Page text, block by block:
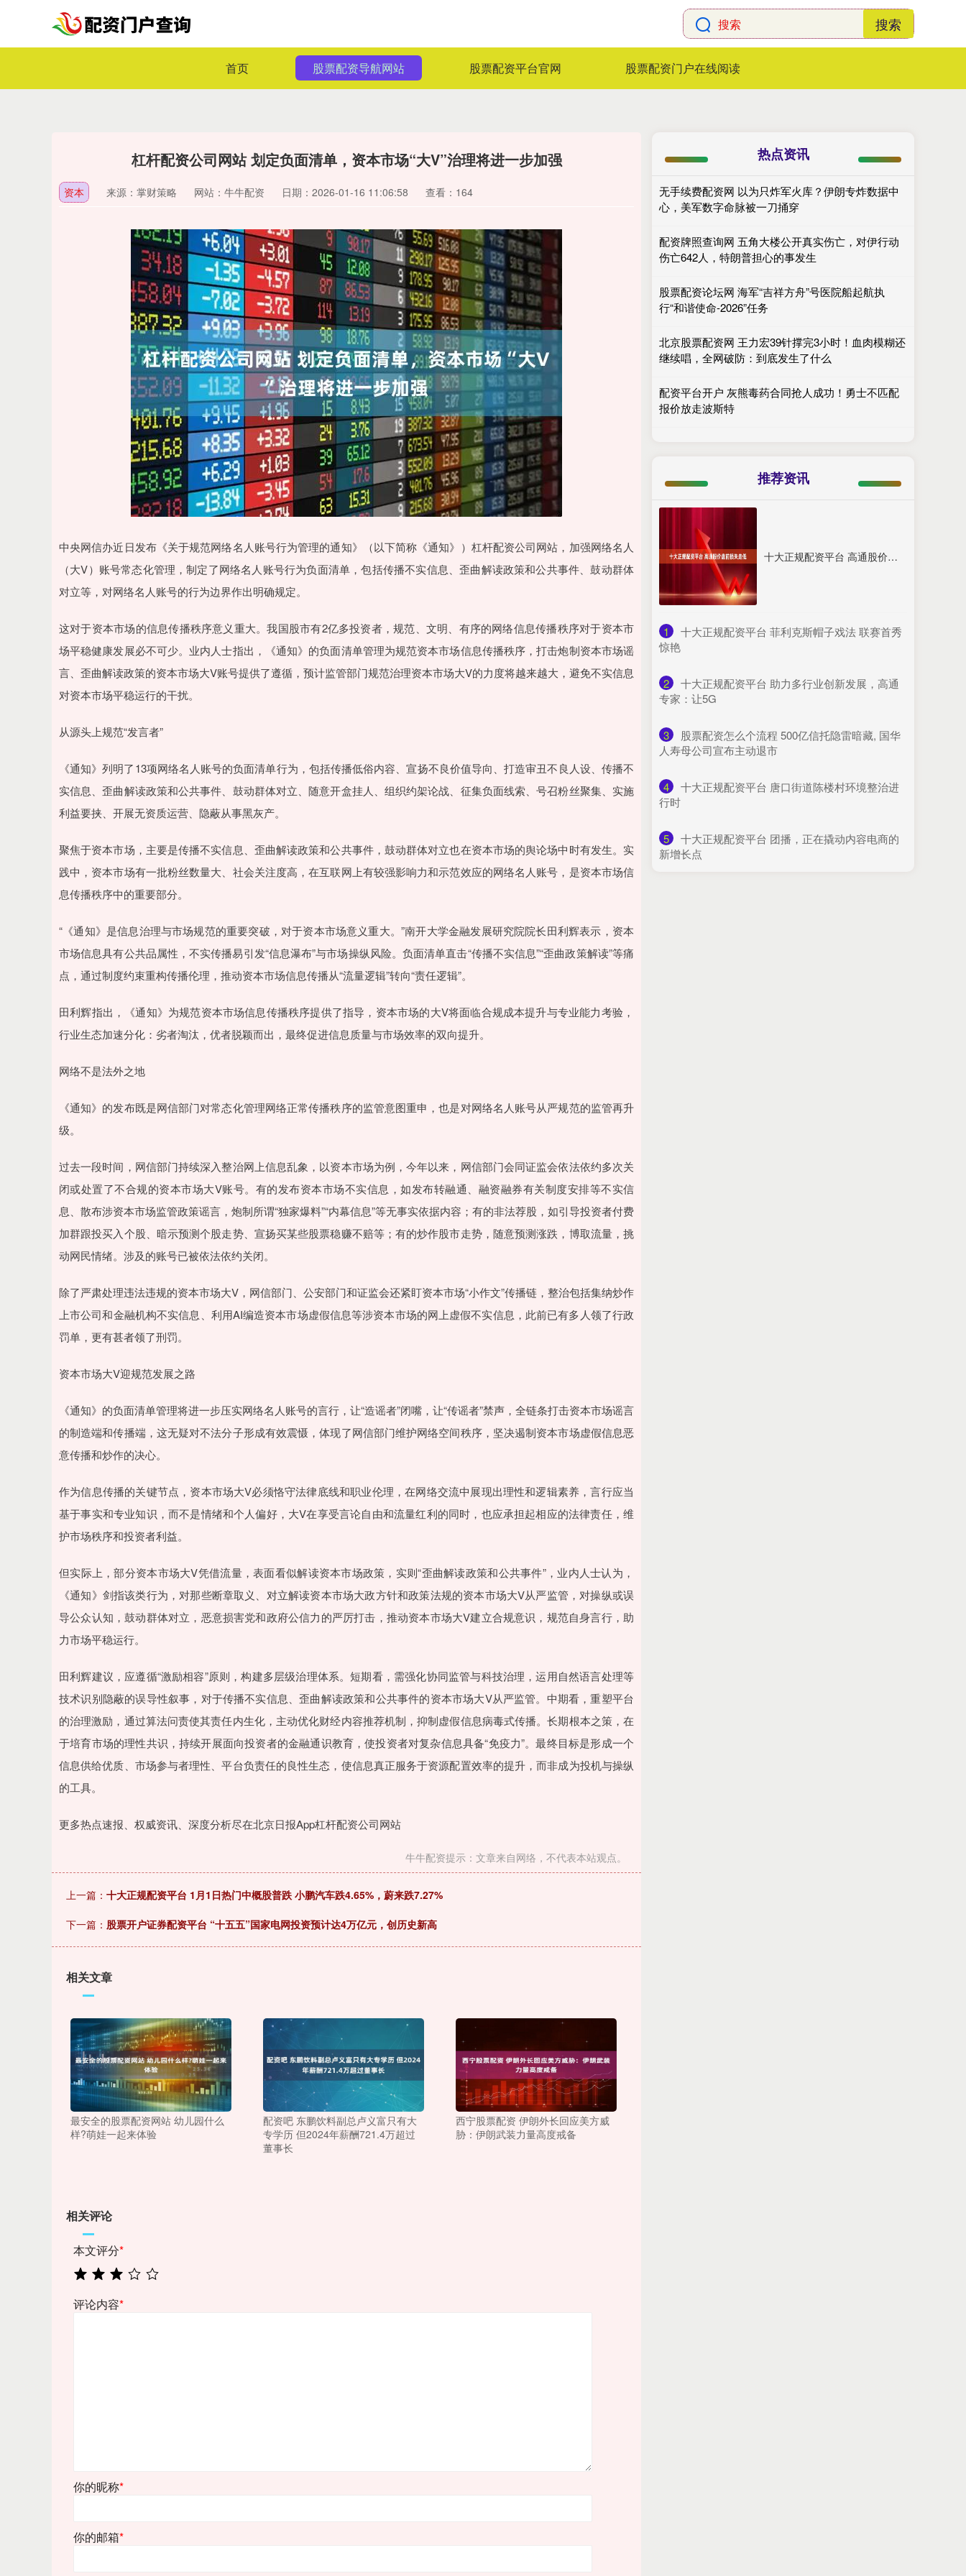
搜索
首页 股票配资导航网站 股票配资平台官网 股票配资门户在线阅读
杠杆配资公司网站 划定负面清单，资本市场“大V”治理将进一步加强
资本 来源：掌财策略 网站：牛牛配资 日期：2026-01-16 11:06:58 查看：164
中央网信办近日发布《关于规范网络名人账号行为管理的通知》（以下简称《通知》）杠杆配资公司网站，加强网络名人
（大V）账号常态化管理，制定了网络名人账号行为负面清单，包括传播不实信息、歪曲解读政策和公共事件、鼓动群体
对立等，对网络名人账号的行为边界作出明确规定。
这对于资本市场的信息传播秩序意义重大。我国股市有2亿多投资者，规范、文明、有序的网络信息传播秩序对于资本市
场平稳健康发展必不可少。业内人士指出，《通知》的负面清单管理为规范资本市场信息传播秩序，打击炮制资本市场谣
言、歪曲解读政策的资本市场大V账号提供了遵循，预计监管部门规范治理资本市场大V的力度将越来越大，避免不实信息
对资本市场平稳运行的干扰。
从源头上规范“发言者”
《通知》列明了13项网络名人账号的负面清单行为，包括传播低俗内容、宣扬不良价值导向、打造审丑不良人设、传播不
实信息、歪曲解读政策和公共事件、鼓动群体对立、随意开盒挂人、组织约架论战、征集负面线索、号召粉丝聚集、实施
利益要挟、开展无资质运营、隐蔽从事黑灰产。
聚焦于资本市场，主要是传播不实信息、歪曲解读政策和公共事件，鼓动群体对立也在资本市场的舆论场中时有发生。实
践中，资本市场有一批粉丝数量大、社会关注度高，在互联网上有较强影响力和示范效应的网络名人账号，是资本市场信
息传播秩序中的重要部分。
“《通知》是信息治理与市场规范的重要突破，对于资本市场意义重大。”南开大学金融发展研究院院长田利辉表示，资本
市场信息具有公共品属性，不实传播易引发“信息瀑布”与市场操纵风险。负面清单直击“传播不实信息”“歪曲政策解读”等痛
点，通过制度约束重构传播伦理，推动资本市场信息传播从“流量逻辑”转向“责任逻辑”。
田利辉指出，《通知》为规范资本市场信息传播秩序提供了指导，资本市场的大V将面临合规成本提升与专业能力考验，
行业生态加速分化：劣者淘汰，优者脱颖而出，最终促进信息质量与市场效率的双向提升。
网络不是法外之地
《通知》的发布既是网信部门对常态化管理网络正常传播秩序的监管意图重申，也是对网络名人账号从严规范的监管再升
级。
过去一段时间，网信部门持续深入整治网上信息乱象，以资本市场为例，今年以来，网信部门会同证监会依法依约多次关
闭或处置了不合规的资本市场大V账号。有的发布资本市场不实信息，如发布转融通、融资融券有关制度安排等不实信
息、散布涉资本市场监管政策谣言，炮制所谓“独家爆料”“内幕信息”等无事实依据内容；有的非法荐股，如引导投资者付费
加群跟投买入个股、暗示预测个股走势、宣扬买某些股票稳赚不赔等；有的炒作股市走势，随意预测涨跌，博取流量，挑
动网民情绪。涉及的账号已被依法依约关闭。
除了严肃处理违法违规的资本市场大V，网信部门、公安部门和证监会还紧盯资本市场“小作文”传播链，整治包括集纳炒作
上市公司和金融机构不实信息、利用AI编造资本市场虚假信息等涉资本市场的网上虚假不实信息，此前已有多人领了行政
罚单，更有甚者领了刑罚。
资本市场大V迎规范发展之路
《通知》的负面清单管理将进一步压实网络名人账号的言行，让“造谣者”闭嘴，让“传谣者”禁声，全链条打击资本市场谣言
的制造端和传播端，这无疑对不法分子形成有效震慑，体现了网信部门维护网络空间秩序，坚决遏制资本市场虚假信息恶
意传播和炒作的决心。
作为信息传播的关键节点，资本市场大V必须恪守法律底线和职业伦理，在网络交流中展现出理性和逻辑素养，言行应当
基于事实和专业知识，而不是情绪和个人偏好，大V在享受言论自由和流量红利的同时，也应承担起相应的法律责任，维
护市场秩序和投资者利益。
但实际上，部分资本市场大V凭借流量，表面看似解读资本市场政策，实则“歪曲解读政策和公共事件”，业内人士认为，
《通知》剑指该类行为，对那些断章取义、对立解读资本市场大政方针和政策法规的资本市场大V从严监管，对操纵或误
导公众认知，鼓动群体对立，恶意损害党和政府公信力的严厉打击，推动资本市场大V建立合规意识，规范自身言行，助
力市场平稳运行。
田利辉建议，应遵循“激励相容”原则，构建多层级治理体系。短期看，需强化协同监管与科技治理，运用自然语言处理等
技术识别隐蔽的误导性叙事，对于传播不实信息、歪曲解读政策和公共事件的资本市场大V从严监管。中期看，重塑平台
的治理激励，通过算法问责使其责任内生化，主动优化财经内容推荐机制，抑制虚假信息病毒式传播。长期根本之策，在
于培育市场的理性共识，持续开展面向投资者的金融通识教育，使投资者对复杂信息具备“免疫力”。最终目标是形成一个
信息供给优质、市场参与者理性、平台负责任的良性生态，使信息真正服务于资源配置效率的提升，而非成为投机与操纵
的工具。
更多热点速报、权威资讯、深度分析尽在北京日报App杠杆配资公司网站
牛牛配资提示：文章来自网络，不代表本站观点。
上一篇： 十大正规配资平台 1月1日热门中概股普跌 小鹏汽车跌4.65%，蔚来跌7.27%
下一篇： 股票开户证券配资平台 “十五五”国家电网投资预计达4万亿元，创历史新高
相关文章
最安全的股票配资网站 幼儿园什么
样?萌娃一起来体验
配资吧 东鹏饮料副总卢义富只有大
专学历 但2024年薪酬721.4万超过
董事长
西宁股票配资 伊朗外长回应美方威
胁：伊朗武装力量高度戒备
相关评论
本文评分*
评论内容*
你的昵称*
你的邮箱*
热点资讯
无手续费配资网 以为只炸军火库？伊朗专炸数据中
心，美军数字命脉被一刀捅穿
配资牌照查询网 五角大楼公开真实伤亡，对伊行动
伤亡642人，特朗普担心的事发生
股票配资论坛网 海军“吉祥方舟”号医院船起航执
行“和谐使命-2026”任务
北京股票配资网 王力宏39针撑完3小时！血肉模糊还
继续唱，全网破防：到底发生了什么
配资平台开户 灰熊毒药合同抢人成功！勇士不匹配
报价放走波斯特
推荐资讯
十大正规配资平台 高通股价盘前损失走低
1
​十大正规配资平台 菲利克斯帽子戏法 联赛首秀
惊艳
2
​十大正规配资平台 助力多行业创新发展，高通
专家：让5G
3
​股票配资怎么个流程 500亿信托隐雷暗藏, 国华
人寿母公司宣布主动退市
4
​十大正规配资平台 唐口街道陈楼村环境整治进
行时
5
​十大正规配资平台 团播，正在撬动内容电商的
新增长点